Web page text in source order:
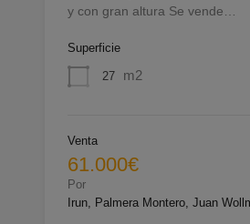
y con gran altura Se vende…
Superficie
27 m2
Venta
61.000€
Por
Irun, Palmera Montero, Juan